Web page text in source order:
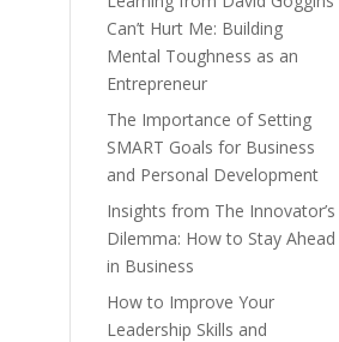
Can’t Hurt Me: Building
Mental Toughness as an
Entrepreneur
The Importance of Setting
SMART Goals for Business
and Personal Development
Insights from The Innovator’s
Dilemma: How to Stay Ahead
in Business
How to Improve Your
Leadership Skills and